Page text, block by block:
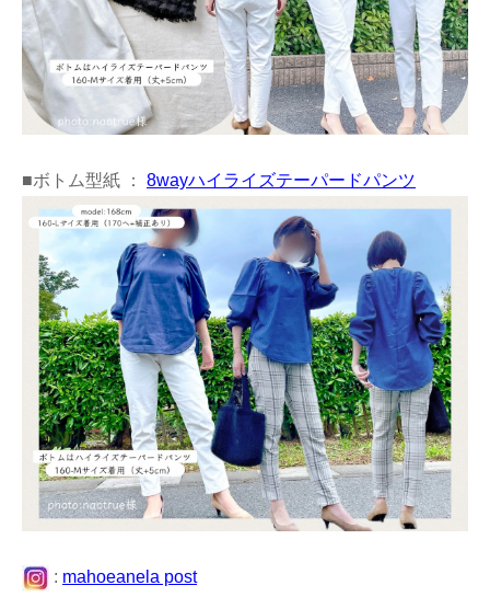
■ボトム型紙 ： 8wayハイライズテーパードパンツ
: mahoeanela post